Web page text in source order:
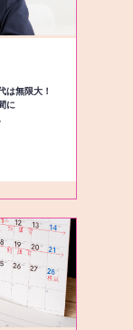
は無限大！
に